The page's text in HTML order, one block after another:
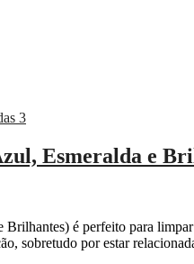
3
Esmeralda e
é perfeito para
sobretudo por estar